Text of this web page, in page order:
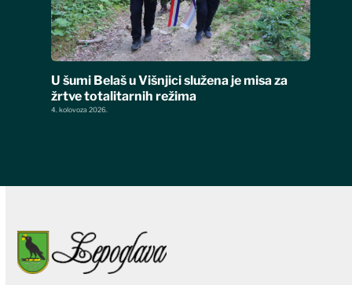
U šumi Belaš u Višnjici služena je misa za
žrtve totalitarnih režima
4. kolovoza 2026.